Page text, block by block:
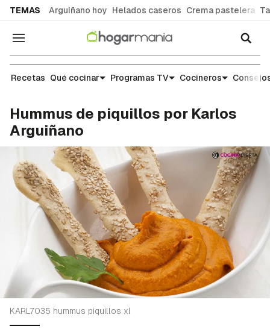
TEMAS Arguiñano hoy Helados caseros Crema pastelera
Navegación
Recetas
Recetas Qué cocinar Programas TV Cocineros
Hummus de piquillos por Karlos
Arguiñano
KARL7035 hummus piquillos xl